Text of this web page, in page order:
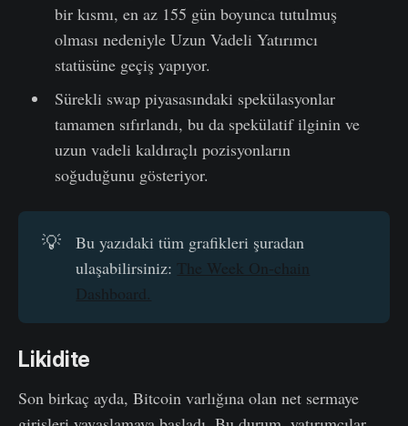
bir kısmı, en az 155 gün boyunca tutulmuş
olması nedeniyle Uzun Vadeli Yatırımcı
statüsüne geçiş yapıyor.
Sürekli swap piyasasındaki spekülasyonlar
tamamen sıfırlandı, bu da spekülatif ilginin ve
uzun vadeli kaldıraçlı pozisyonların
soğuduğunu gösteriyor.
💡
Bu yazıdaki tüm grafikleri şuradan
ulaşabilirsiniz: The Week On-chain
Dashboard.
Likidite
Son birkaç ayda, Bitcoin varlığına olan net sermaye